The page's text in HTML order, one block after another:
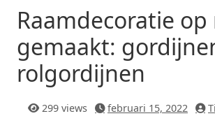
Raamdecoratie
gemaakt:
rolgordijnen
299 views februari 15, 2022